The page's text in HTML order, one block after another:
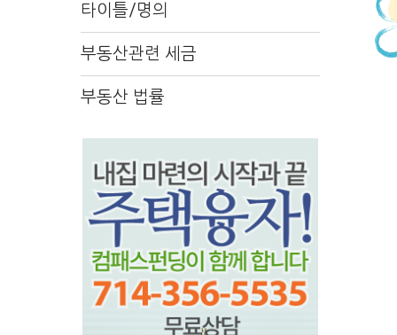
타이틀/명의
부동산관련 세금
부동산 법률